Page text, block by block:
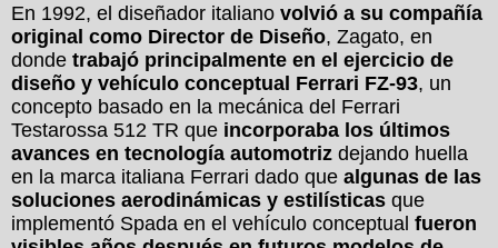
En 1992, el diseñador italiano volvió a su compañía
original como Director de Diseño, Zagato, en
donde trabajó principalmente en el ejercicio de
diseño y vehículo conceptual Ferrari FZ-93, un
concepto basado en la mecánica del Ferrari
Testarossa 512 TR que incorporaba los últimos
avances en tecnología automotriz dejando huella
en la marca italiana Ferrari dado que algunas de las
soluciones aerodinámicas y estilísticas que
implementó Spada en el vehículo conceptual fueron